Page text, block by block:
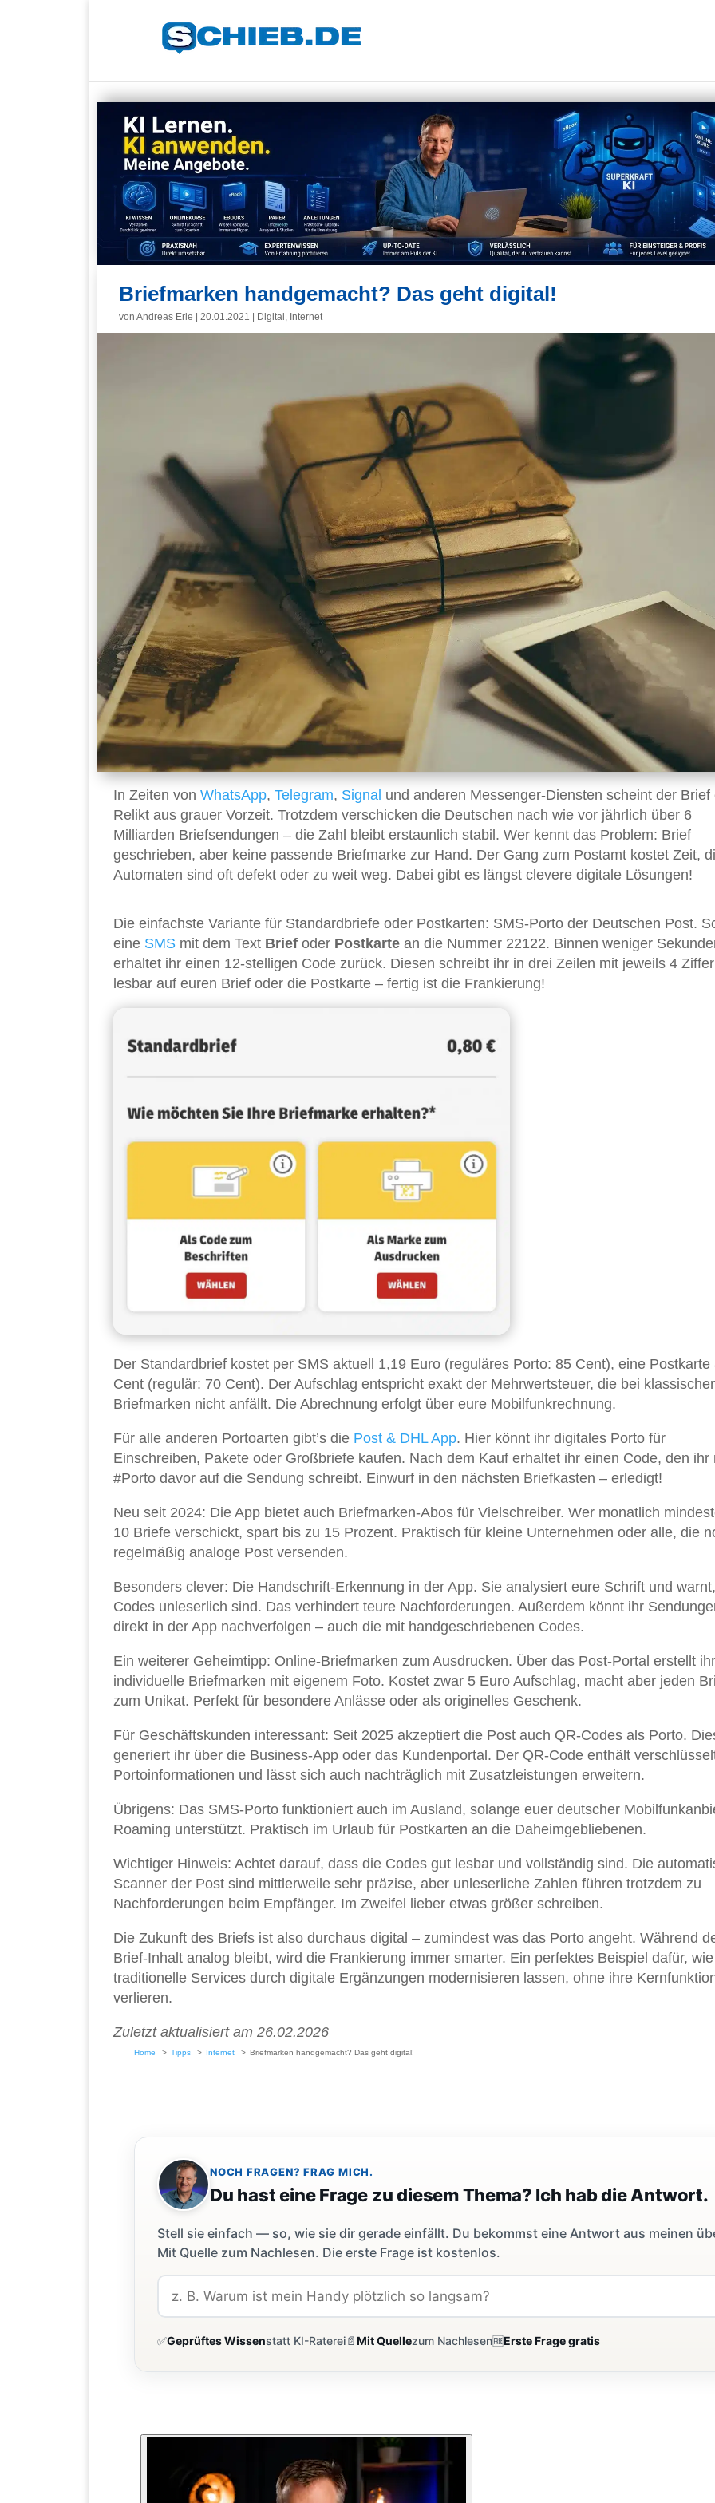
Briefmarken handgemacht? Das geht digital!
von Andreas Erle 20.01.2021 Digital , Internet
In Zeiten von WhatsApp, Telegram, Signal und anderen Messenger-Diensten scheint der Brief
Relikt aus grauer Vorzeit. Trotzdem verschicken die Deutschen nach wie vor jährlich über 6
Milliarden Briefsendungen – die Zahl bleibt erstaunlich stabil. Wer kennt das Problem: Brief
geschrieben, aber keine passende Briefmarke zur Hand. Der Gang zum Postamt kostet Zeit,
Automaten sind oft defekt oder zu weit weg. Dabei gibt es längst clevere digitale Lösungen!
Die einfachste Variante für Standardbriefe oder Postkarten: SMS-Porto der Deutschen Post.
eine SMS mit dem Text Brief oder Postkarte an die Nummer 22122. Binnen weniger
erhaltet ihr einen 12-stelligen Code zurück. Diesen schreibt ihr in drei Zeilen mit jeweils 4
lesbar auf euren Brief oder die Postkarte – fertig ist die Frankierung!
Der Standardbrief kostet per SMS aktuell 1,19 Euro (reguläres Porto: 85 Cent), eine Postkarte
Cent (regulär: 70 Cent). Der Aufschlag entspricht exakt der Mehrwertsteuer, die bei
Briefmarken nicht anfällt. Die Abrechnung erfolgt über eure Mobilfunkrechnung.
Für alle anderen Portoarten gibt’s die Post & DHL App. Hier könnt ihr digitales Porto für
Einschreiben, Pakete oder Großbriefe kaufen. Nach dem Kauf erhaltet ihr einen Code, den ihr
#Porto davor auf die Sendung schreibt. Einwurf in den nächsten Briefkasten – erledigt!
Neu seit 2024: Die App bietet auch Briefmarken-Abos für Vielschreiber. Wer monatlich
10 Briefe verschickt, spart bis zu 15 Prozent. Praktisch für kleine Unternehmen oder alle, die
regelmäßig analoge Post versenden.
Besonders clever: Die Handschrift-Erkennung in der App. Sie analysiert eure Schrift und
Codes unleserlich sind. Das verhindert teure Nachforderungen. Außerdem könnt ihr
direkt in der App nachverfolgen – auch die mit handgeschriebenen Codes.
Ein weiterer Geheimtipp: Online-Briefmarken zum Ausdrucken. Über das Post-Portal erstellt ihr
individuelle Briefmarken mit eigenem Foto. Kostet zwar 5 Euro Aufschlag, macht aber jeden
zum Unikat. Perfekt für besondere Anlässe oder als originelles Geschenk.
Für Geschäftskunden interessant: Seit 2025 akzeptiert die Post auch QR-Codes als Porto.
generiert ihr über die Business-App oder das Kundenportal. Der QR-Code enthält
Portoinformationen und lässt sich auch nachträglich mit Zusatzleistungen erweitern.
Übrigens: Das SMS-Porto funktioniert auch im Ausland, solange euer deutscher
Roaming unterstützt. Praktisch im Urlaub für Postkarten an die Daheimgebliebenen.
Wichtiger Hinweis: Achtet darauf, dass die Codes gut lesbar und vollständig sind. Die
Scanner der Post sind mittlerweile sehr präzise, aber unleserliche Zahlen führen trotzdem zu
Nachforderungen beim Empfänger. Im Zweifel lieber etwas größer schreiben.
Die Zukunft des Briefs ist also durchaus digital – zumindest was das Porto angeht. Während
Brief-Inhalt analog bleibt, wird die Frankierung immer smarter. Ein perfektes Beispiel dafür,
traditionelle Services durch digitale Ergänzungen modernisieren lassen, ohne ihre
verlieren.
Zuletzt aktualisiert am 26.02.2026
Home Tipps Internet Briefmarken handgemacht? Das geht digital!
NOCH FRAGEN? FRAG MICH.
Du hast eine Frage zu diesem Thema? Ich hab die Antwort.
Stell sie einfach — so, wie sie dir gerade einfällt. Du bekommst eine Antwort aus meinen
Mit Quelle zum Nachlesen. Die erste Frage ist kostenlos.
✅Geprüftes Wissenstatt KI-Raterei📄Mit Quellezum Nachlesen🆓Erste Frage gratis